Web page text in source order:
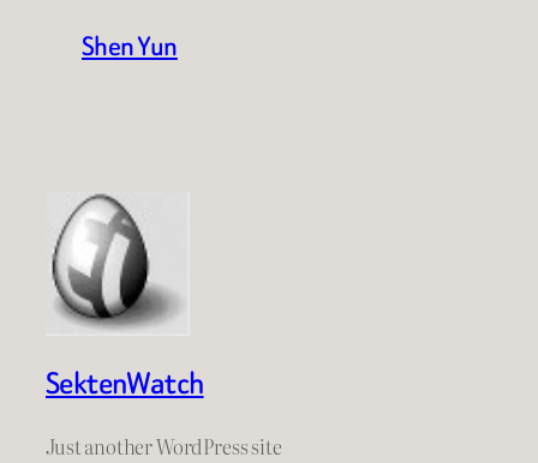
Shen Yun
SektenWatch
Just another WordPress site